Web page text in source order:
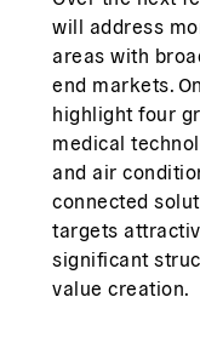
will address
areas with
end markets.
highlight four
medical
and air
connected
targets
significant
value creation.